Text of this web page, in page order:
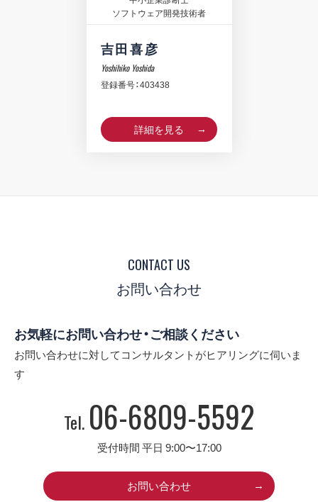
ソフトウェア開発技術者
吉田喜彦
Yoshihiko Yoshida
登録番号：403438
詳細を見る
CONTACT US
お問い合わせ
お気軽にお問い合わせ・ご相談ください
お問い合わせに対してコンサルタントがヒアリングに伺いま
す
Tel. 06-6809-5592
受付時間 平日 9:00〜17:00
お問い合わせ